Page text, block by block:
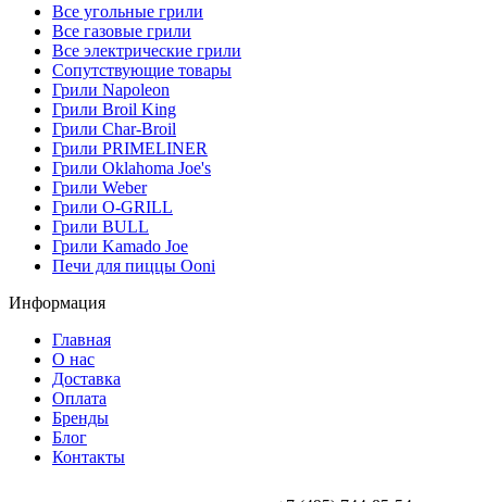
Все угольные грили
Все газовые грили
Все электрические грили
Сопутствующие товары
Грили Napoleon
Грили Broil King
Грили Char-Broil
Грили PRIMELINER
Грили Oklahoma Joe's
Грили Weber
Грили O-GRILL
Грили BULL
Грили Kamado Joe
Печи для пиццы Ooni
Информация
Главная
О нас
Доставка
Оплата
Бренды
Блог
Контакты